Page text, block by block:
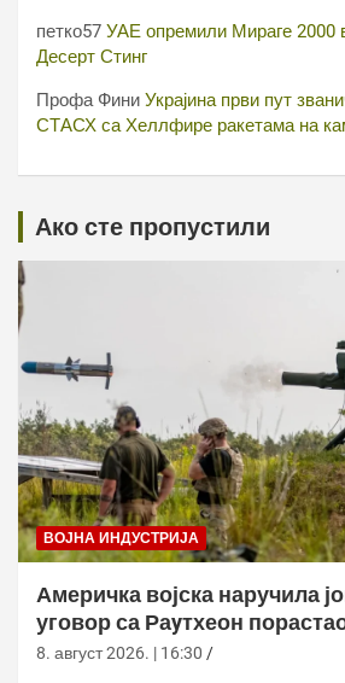
петко57 УАЕ опремили Мираге 2000
Десерт Стинг
Профа Фини Украјина први пут
СТАСХ са Хеллфире ракетама на
Ако сте пропустили
ВОЈНА ИНДУСТРИЈА
Америчка војска наручила
уговор са Раyтхеон
милиона долара
8. август 2026. | 16:30